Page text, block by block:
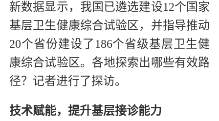
新数据显示，我国已遴选建设12个国家
基层卫生健康综合试验区，并指导推动
20个省份建设了186个省级基层卫生健
康综合试验区。各地探索出哪些有效路
径？记者进行了探访。
技术赋能，提升基层接诊能力